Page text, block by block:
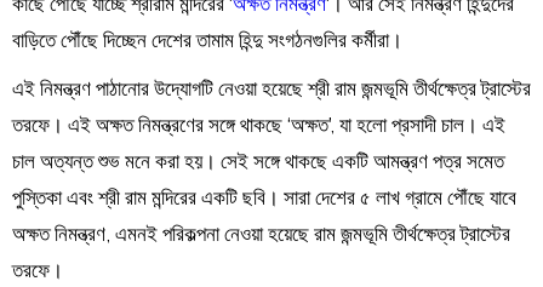
বাড়িতে পৌঁছে দিচ্ছেন দেশের তামাম হিন্দু সংগঠনগুলির কর্মীরা।
এই নিমন্ত্রণ পাঠানোর উদ্যোগটি নেওয়া হয়েছে শ্রী রাম জন্মভূমি তীর্থক্ষেত্র ট্রাস্টের
তরফে। এই অক্ষত নিমন্ত্রণের সঙ্গে থাকছে ‘অক্ষত’, যা হলো প্রসাদী চাল। এই
চাল অত্যন্ত শুভ মনে করা হয়। সেই সঙ্গে থাকছে একটি আমন্ত্রণ পত্র সমেত
পুস্তিকা এবং শ্রী রাম মন্দিরের একটি ছবি। সারা দেশের ৫ লাখ গ্রামে পৌঁছে যাবে
অক্ষত নিমন্ত্রণ, এমনই পরিকল্পনা নেওয়া হয়েছে রাম জন্মভূমি তীর্থক্ষেত্র ট্রাস্টের
তরফে।